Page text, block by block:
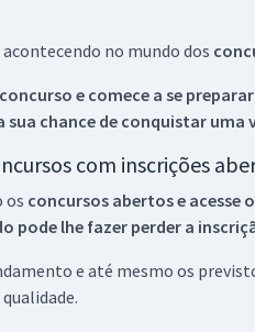
no mundo dos
e comece a se
sua chance de conquistar uma
com inscrições
os concursos abertos e
lhe fazer perder a
e até mesmo os